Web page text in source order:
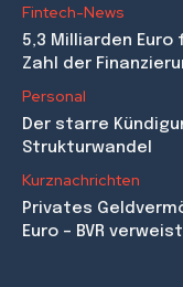
Fintech-News
5,3 Milliarden
Zahl der
Personal
Der starre
Strukturwandel
Kurznachrichten
Privates
Euro – BVR